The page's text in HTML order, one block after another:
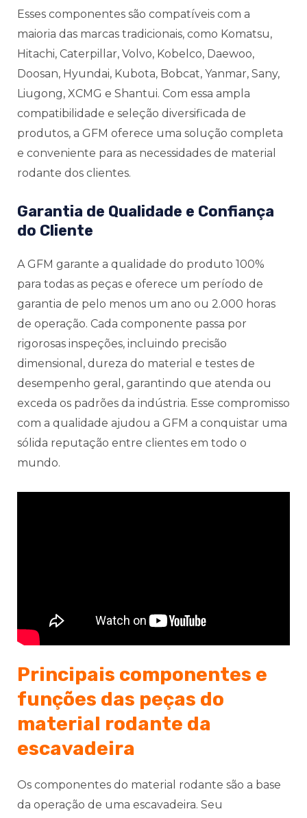
Esses componentes são compatíveis com a
maioria das marcas tradicionais, como Komatsu,
Hitachi, Caterpillar, Volvo, Kobelco, Daewoo,
Doosan, Hyundai, Kubota, Bobcat, Yanmar, Sany,
Liugong, XCMG e Shantui. Com essa ampla
compatibilidade e seleção diversificada de
produtos, a GFM oferece uma solução completa
e conveniente para as necessidades de material
rodante dos clientes.
Garantia de Qualidade e Confiança
do Cliente
A GFM garante a qualidade do produto 100%
para todas as peças e oferece um período de
garantia de pelo menos um ano ou 2.000 horas
de operação. Cada componente passa por
rigorosas inspeções, incluindo precisão
dimensional, dureza do material e testes de
desempenho geral, garantindo que atenda ou
exceda os padrões da indústria. Esse compromisso
com a qualidade ajudou a GFM a conquistar uma
sólida reputação entre clientes em todo o
mundo.
Principais componentes e
funções das peças do
material rodante da
escavadeira
Os componentes do material rodante são a base
da operação de uma escavadeira. Seu